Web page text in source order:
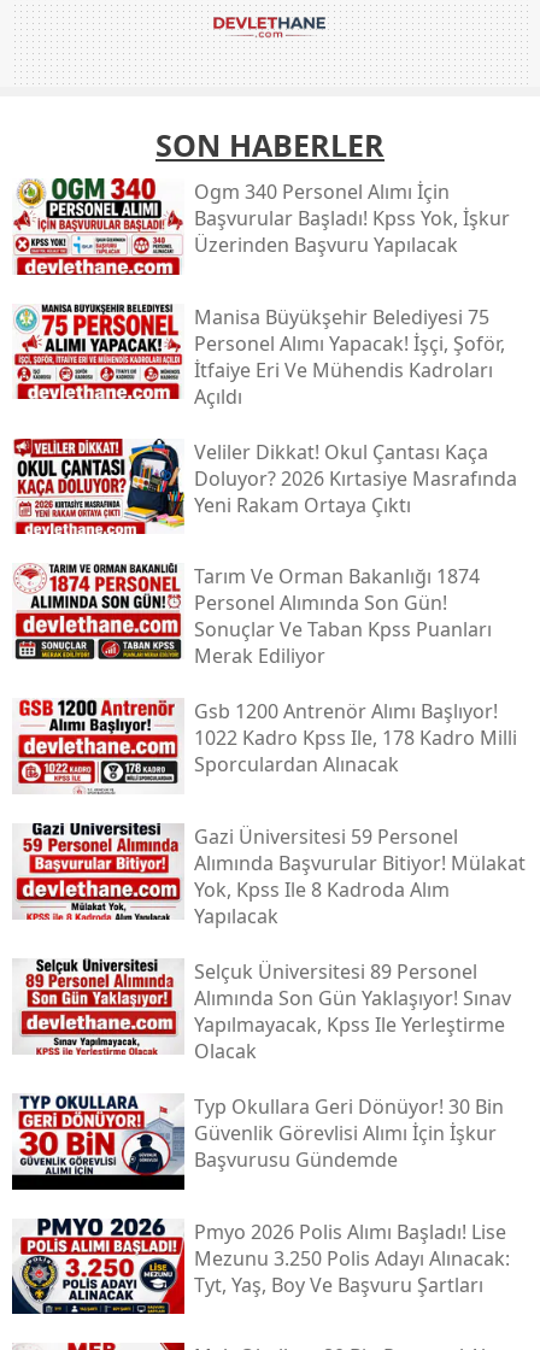
SON HABERLER
Ogm 340 Personel Alımı İçin
Başvurular Başladı! Kpss Yok, İşkur
Üzerinden Başvuru Yapılacak
Manisa Büyükşehir Belediyesi 75
Personel Alımı Yapacak! İşçi, Şoför,
İtfaiye Eri Ve Mühendis Kadroları
Açıldı
Veliler Dikkat! Okul Çantası Kaça
Doluyor? 2026 Kırtasiye Masrafında
Yeni Rakam Ortaya Çıktı
Tarım Ve Orman Bakanlığı 1874
Personel Alımında Son Gün!
Sonuçlar Ve Taban Kpss Puanları
Merak Ediliyor
Gsb 1200 Antrenör Alımı Başlıyor!
1022 Kadro Kpss Ile, 178 Kadro Milli
Sporculardan Alınacak
Gazi Üniversitesi 59 Personel
Alımında Başvurular Bitiyor! Mülakat
Yok, Kpss Ile 8 Kadroda Alım
Yapılacak
Selçuk Üniversitesi 89 Personel
Alımında Son Gün Yaklaşıyor! Sınav
Yapılmayacak, Kpss Ile Yerleştirme
Olacak
Typ Okullara Geri Dönüyor! 30 Bin
Güvenlik Görevlisi Alımı İçin İşkur
Başvurusu Gündemde
Pmyo 2026 Polis Alımı Başladı! Lise
Mezunu 3.250 Polis Adayı Alınacak:
Tyt, Yaş, Boy Ve Başvuru Şartları